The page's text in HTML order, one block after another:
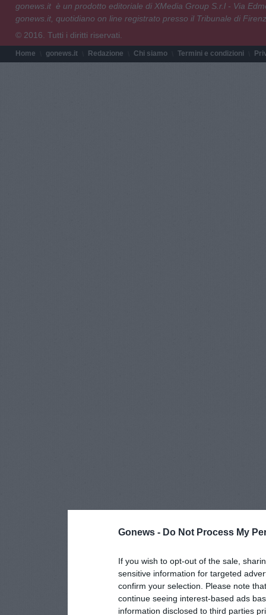
Gonews - Do Not Process My
If you wish to opt-out of the sale,
sensitive information for targeted
confirm your selection. Please note
continue seeing interest-based ads
information disclosed to third parties
gonews.it è un prodotto editoriale di XMedia Group S.r.l - Via
gonews.it, quotidiano on line registrato presso il Tribunale di
© 2016. Tutti i diritti riservati.
Home gonews.it Redazione Chi siamo Termini e condizioni